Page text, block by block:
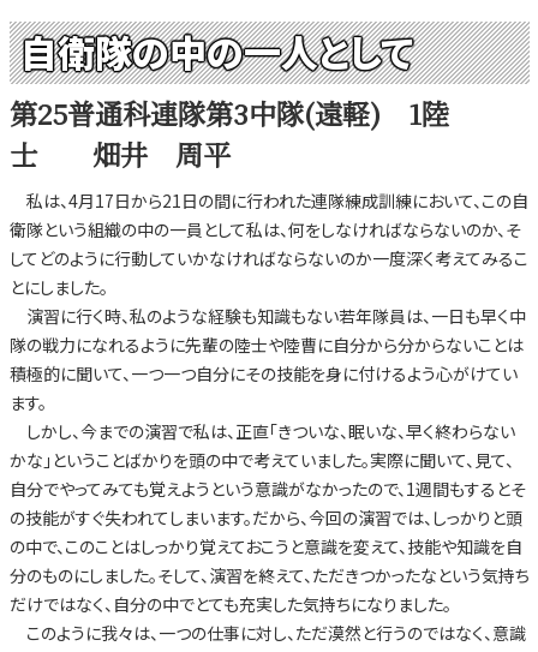
自衛隊の中の一人として
第25普通科連隊第3中隊(遠軽) 1陸
士 畑井 周平
私は、4月17日から21日の間に行われた連隊練成訓練において、この自
衛隊という組織の中の一員として私は、何をしなければならないのか、そ
してどのように行動していかなければならないのか一度深く考えてみるこ
とにしました。
演習に行く時、私のような経験も知識もない若年隊員は、一日も早く中
隊の戦力になれるように先輩の陸士や陸曹に自分から分からないことは
積極的に聞いて、一つ一つ自分にその技能を身に付けるよう心がけてい
ます。
しかし、今までの演習で私は、正直「きついな、眠いな、早く終わらない
かな」ということばかりを頭の中で考えていました。実際に聞いて、見て、
自分でやってみても覚えようという意識がなかったので、1週間もするとそ
の技能がすぐ失われてしまいます。だから、今回の演習では、しっかりと頭
の中で、このことはしっかり覚えておこうと意識を変えて、技能や知識を自
分のものにしました。そして、演習を終えて、ただきつかったなという気持ち
だけではなく、自分の中でとても充実した気持ちになりました。
このように我々は、一つの仕事に対し、ただ漠然と行うのではなく、意識